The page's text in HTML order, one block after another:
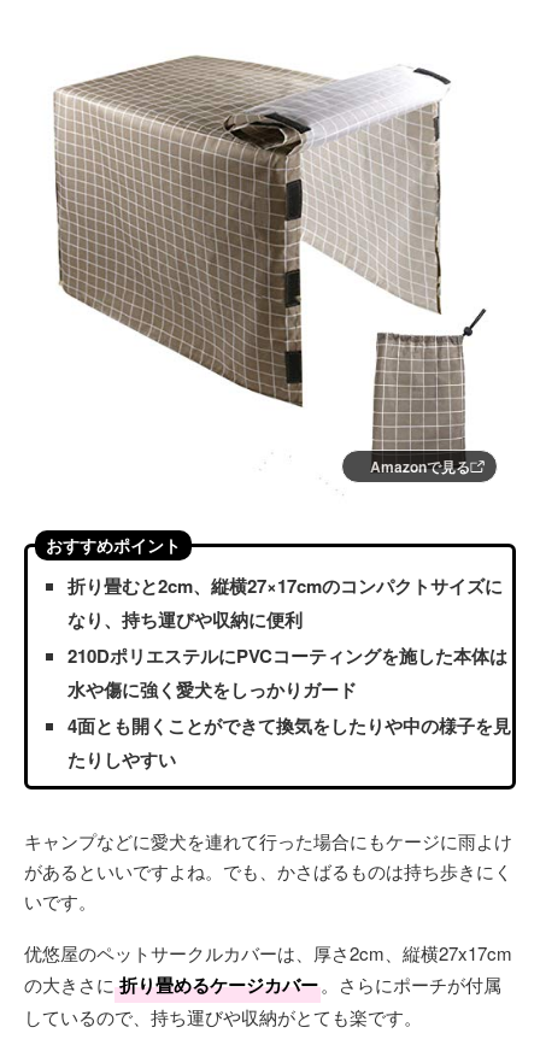
Amazonで見る
おすすめポイント
折り畳むと2cm、縦横27×17cmのコンパクトサイズに
なり、持ち運びや収納に便利
210DポリエステルにPVCコーティングを施した本体は
水や傷に強く愛犬をしっかりガード
4面とも開くことができて換気をしたりや中の様子を見
たりしやすい
キャンプなどに愛犬を連れて行った場合にもケージに雨よけ
があるといいですよね。でも、かさばるものは持ち歩きにく
いです。
优悠屋のペットサークルカバーは、厚さ2cm、縦横27x17cm
の大きさに 折り畳めるケージカバー。さらにポーチが付属
しているので、持ち運びや収納がとても楽です。